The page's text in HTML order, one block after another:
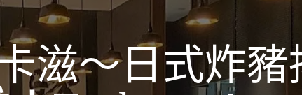
滋～日式炸豬